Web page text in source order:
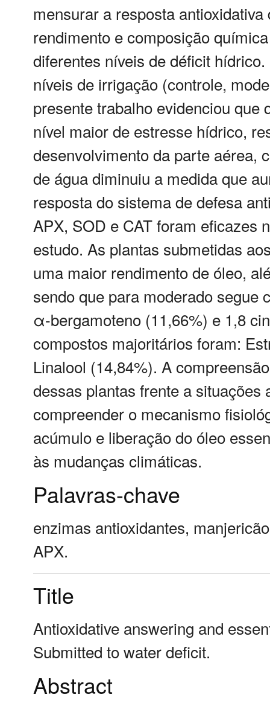
mensurar a resposta
rendimento e composição
diferentes níveis de déficit
níveis de irrigação (controle,
presente trabalho evidenciou que
nível maior de estresse hídrico,
desenvolvimento da parte aérea,
de água diminuiu a medida que
resposta do sistema de defesa
APX, SOD e CAT foram eficazes
estudo. As plantas submetidas
uma maior rendimento de óleo,
sendo que para moderado segue
α-bergamoteno (11,66%) e 1,8
compostos majoritários foram:
Linalool (14,84%). A
dessas plantas frente a
compreender o mecanismo
acúmulo e liberação do óleo
às mudanças climáticas.
Palavras-chave
enzimas antioxidantes,
APX.
Title
Antioxidative answering and
Submitted to water deficit.
Abstract